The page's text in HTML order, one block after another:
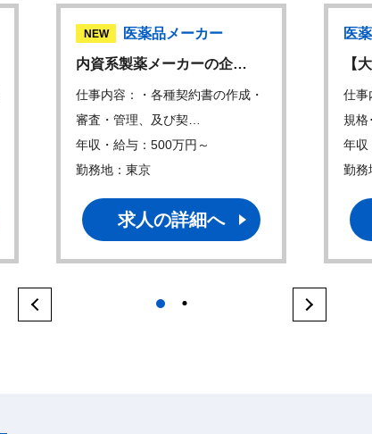
NEW
医薬品メーカー
内資系製薬メーカーの企…
仕事内容：・各種契約書の作成・
審査・管理、及び契…
年収・給与：500万円～
勤務地：東京
求人の詳細へ
医
【
仕事
規格
年収
勤務
1